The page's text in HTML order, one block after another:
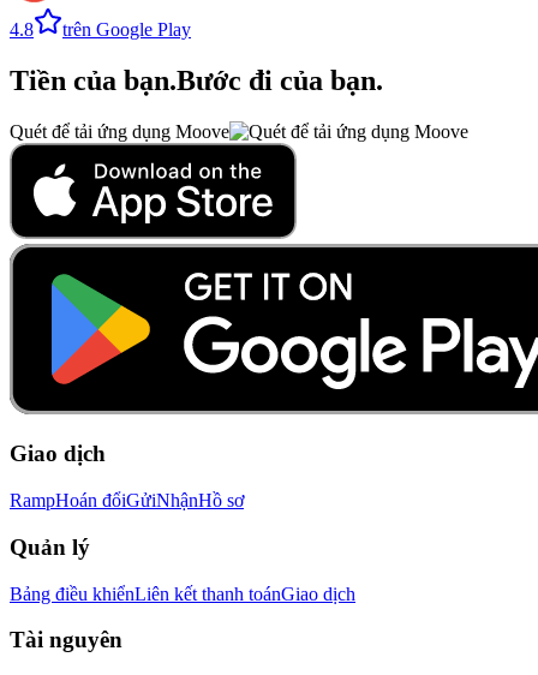
4.8 trên Google Play
Tiền của bạn.Bước đi của bạn.
Quét để tải ứng dụng Moove
Giao dịch
RampHoán đổiGửiNhậnHồ sơ
Quản lý
Bảng điều khiểnLiên kết thanh toánGiao dịch
Tài nguyên